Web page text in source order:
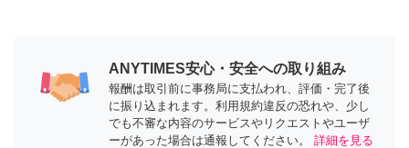
ANYTIMES安心・安全への取り組み
報酬は取引前に事務局に支払われ、評価・完了後
に振り込まれます。利用規約違反の恐れや、少し
でも不審な内容のサービスやリクエストやユーザ
ーがあった場合は通報してください。
詳細を見る